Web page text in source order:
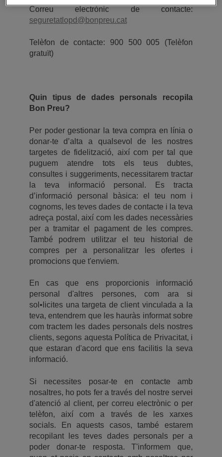
Correu electrònic de contacte:
seguretatlopd@bonpreu.cat
Telèfon de contacte: 900 500 005 (Telèfon
gratuït)
Quin tipus de dades personals recopila
Bon Preu?
Per poder gestionar la teva compra en línia o
donar-te d’alta a qualsevol de les nostres
targetes de fidelització, així com per tal que
puguem atendre tots els teus dubtes,
consultes i suggeriments, necessitarem tractar
la teva informació personal. Es tracta
d’informació personal bàsica: el teu nom i
cognoms, les teves dades de contacte i la teva
adreça postal, així com les dades necessàries
per a tramitar el pagament de les compres.
També podrem utilitzar el teu historial de
compres per a personalitzar les ofertes i
promocions que t'enviem.
En cas que ens proporcionis informació
personal d'altres persones, com ara si
sol•licites una targeta de client vinculada a la
teva, entendrem que les hauràs informat sobre
com tractem les dades personals dels nostres
clients, segons aquesta Política de Privacitat, i
que estaran d'acord que ens facilitis la seva
informació.
Si necessites posar-te en contacte amb
nosaltres, ho pots fer a través del nostre servei
d'atenció al client, per correu electrònic o per
telèfon, així com a través de les xarxes
socials. En aquests casos, també estarem
recopilant les teves dades personals per a
poder donar-te resposta. T'informem que,